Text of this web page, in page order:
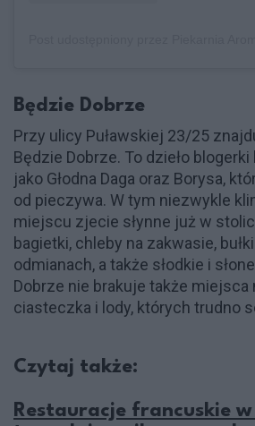
Będzie Dobrze
Przy ulicy Puławskiej 23/25
Będzie Dobrze. To dzieło
jako Głodna Daga oraz Borysa,
od pieczywa. W tym niezwykle
miejscu zjecie słynne już w
bagietki, chleby na zakwasie,
odmianach, a także słodkie i
Dobrze nie brakuje także miejsca
ciasteczka i lody, których trudno
Czytaj także:
Restauracje francuskie